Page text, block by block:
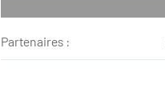
Partenaires :